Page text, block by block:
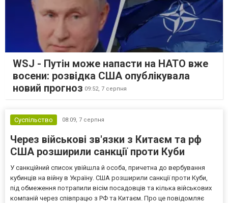
WSJ - Путін може напасти на НАТО вже
восени: розвідка США опублікувала
новий прогноз 09:52, 7 серпня
Суспільство 08:09, 7 серпня
Через військові зв'язки з Китаєм та рф
США розширили санкції проти Куби
У санкційний список увійшла й особа, причетна до вербування
кубинців на війну в Україну. США розширили санкції проти Куби,
під обмеження потрапили вісім посадовців та кілька військових
компаній через співпрацю з РФ та Китаєм. Про це повідомляє